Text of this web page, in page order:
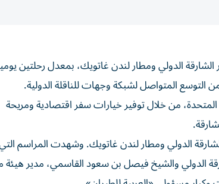
الدولي ومطار لندن غاتويك، بمعدل رحلتين
المتواصل لشبكة وجهات للناقلة الدولية.
من خلال توفير خيارات سفر اقتصادية ومريحة
الدولي ومطار لندن غاتويك. وشهدت المراسم
الدولي والشيخ فيصل بن سعود القاسمي، مدير هيئة